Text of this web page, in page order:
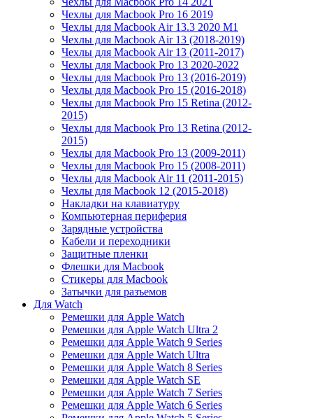
Чехлы для Macbook Pro 16 2019
Чехлы для Macbook Air 13.3 2020 M1
Чехлы для Macbook Air 13 (2018-2019)
Чехлы для Macbook Air 13 (2011-2017)
Чехлы для Macbook Pro 13 2020-2022
Чехлы для Macbook Pro 13 (2016-2019)
Чехлы для Macbook Pro 15 (2016-2018)
Чехлы для Macbook Pro 15 Retina (2012-
2015)
Чехлы для Macbook Pro 13 Retina (2012-
2015)
Чехлы для Macbook Pro 13 (2009-2011)
Чехлы для Macbook Pro 15 (2008-2011)
Чехлы для Macbook Air 11 (2011-2015)
Чехлы для Macbook 12 (2015-2018)
Накладки на клавиатуру
Компьютерная периферия
Зарядные устройства
Кабели и переходники
Защитные пленки
Флешки для Macbook
Стикеры для Macbook
Затычки для разъемов
Для Watch
Ремешки для Apple Watch
Ремешки для Apple Watch Ultra 2
Ремешки для Apple Watch 9 Series
Ремешки для Apple Watch Ultra
Ремешки для Apple Watch 8 Series
Ремешки для Apple Watch SE
Ремешки для Apple Watch 7 Series
Ремешки для Apple Watch 6 Series